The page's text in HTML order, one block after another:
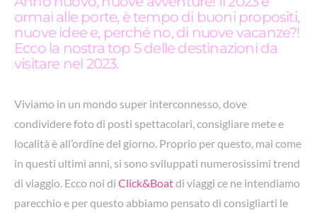
ormai alle porte, è tempo di buoni propositi,
nuove idee e, perché no, di nuove vacanze?!
Ecco la nostra top 5 delle destinazioni da
visitare nel 2023.
Viviamo in un mondo super interconnesso, dove
condividere foto di posti spettacolari, consigliare mete e
località è all’ordine del giorno. Proprio per questo, mai come
in questi ultimi anni, si sono sviluppati numerosissimi trend
di viaggio. Ecco noi di Click&Boatdi viaggi ce ne intendiamo
parecchio e per questo abbiamo pensato di consigliarti le